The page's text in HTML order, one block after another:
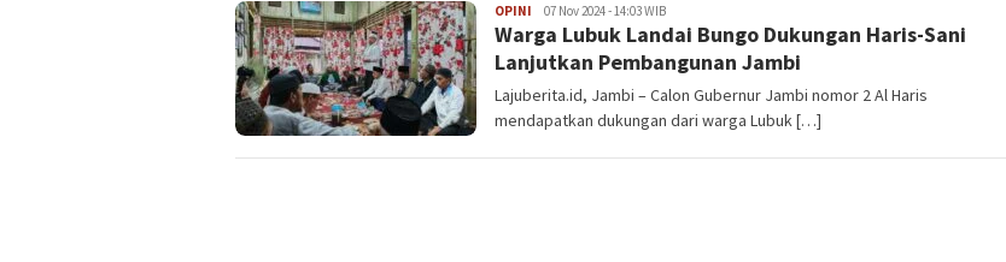
OPINI Lajuberita.id
07 Nov 2024 - 14:03 WIB
Warga Lubuk Landai Bungo Dukungan Haris-Sani
Lanjutkan Pembangunan Jambi
Lajuberita.id, Jambi – Calon Gubernur Jambi nomor 2 Al Haris
mendapatkan dukungan dari warga Lubuk […]